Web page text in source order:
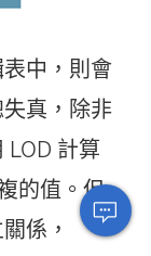
中，則會
真，除非
LOD 計算
的值。但
係，